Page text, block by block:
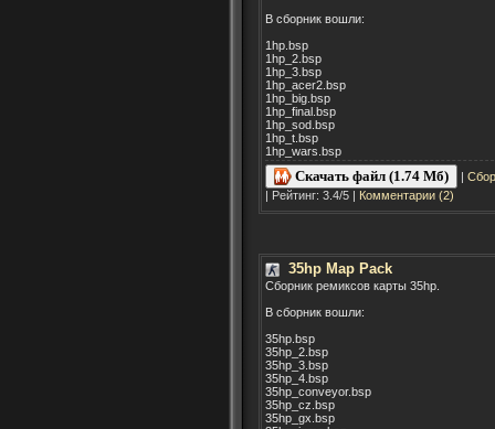
В сборник вошли:
1hp.bsp
1hp_2.bsp
1hp_3.bsp
1hp_acer2.bsp
1hp_big.bsp
1hp_final.bsp
1hp_sod.bsp
1hp_t.bsp
1hp_wars.bsp
Скачать файл (1.74 Мб) |
| Рейтинг: 3.4/5 | Комментарии (2)
35hp Map Pack
Сборник ремиксов карты 35hp.
В сборник вошли:
35hp.bsp
35hp_2.bsp
35hp_3.bsp
35hp_4.bsp
35hp_conveyor.bsp
35hp_cz.bsp
35hp_gx.bsp